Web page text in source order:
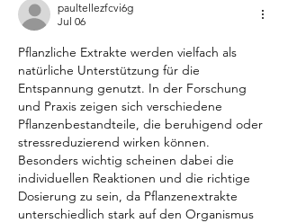
paultellezfcvi6g
Jul 06
Pflanzliche Extrakte werden vielfach als
natürliche Unterstützung für die
Entspannung genutzt. In der Forschung
und Praxis zeigen sich verschiedene
Pflanzenbestandteile, die beruhigend oder
stressreduzierend wirken können.
Besonders wichtig scheinen dabei die
individuellen Reaktionen und die richtige
Dosierung zu sein, da Pflanzenextrakte
unterschiedlich stark auf den Organismus